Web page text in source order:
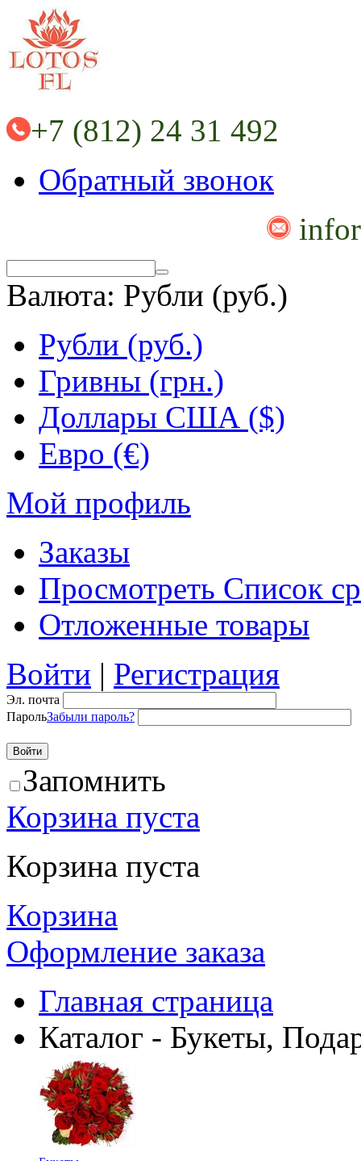
+7 (812) 24 31 492
Обратный звонок
Валюта: Рубли (руб.)
Рубли (руб.)
Гривны (грн.)
Доллары США ($)
Евро (€)
Мой профиль
Заказы
Просмотреть Список
Отложенные товары
Войти | Регистрация
Эл. почта
ПарольЗабыли пароль?
Запомнить
Корзина пуста
Корзина пуста
Корзина
Оформление заказа
Главная страница
Каталог - Букеты,